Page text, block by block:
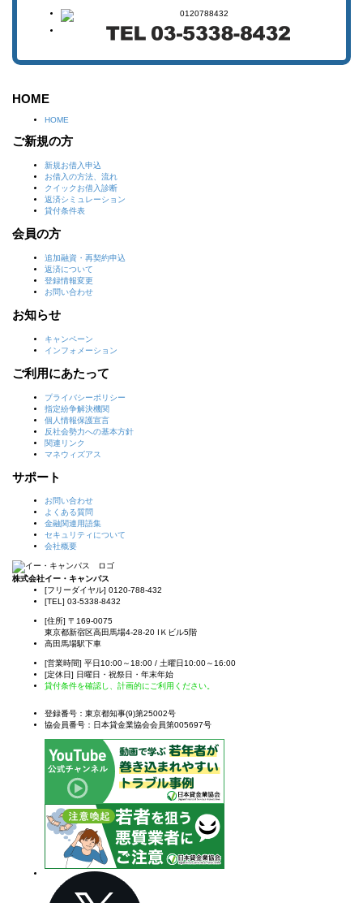
及び連絡先は以下の通りです。
（当社が加盟する信用情報機関）
TEL 0570-055-955
（当社が加盟する信用情報機関が提携する信用情報機関）
TEL 03-3214-5020
株式会社シー・アイ・シー
TEL 0120-810-414
https://www.cic.co.jp/
お問合せの回答、ご契約に関する書面、各種お知らせ・ご案内をメール送
信します。
【電磁的交付利用について】
電磁的交付利用について、下記の承諾事項に承諾ください。
（承諾事項）
株式会社イー・キャンパスへの申込に伴い、契約に係る対象書
ＰＣ及び携帯メールにて書面交付。）をすることについて承諾
いただくものとします。
対象書面とは、電磁的交付の対象となる書面のうち、次に掲げ
る契約に係る対象書面とします。
HOME
HOME
ご新規の方
新規お借入申込
お借入の方法、流れ
クイックお借入診断
返済シミュレーション
貸付条件表
会員の方
追加融資・再契約申込
返済について
登録情報変更
お問い合わせ
お知らせ
キャンペーン
インフォメーション
ご利用にあたって
プライバシーポリシー
指定紛争解決機関
個人情報保護宣言
反社会勢力への基本方針
関連リンク
マネウィズアス
サポート
お問い合わせ
よくある質問
金融関連用語集
セキュリティについて
会社概要
株式会社イー・キャンパス
[フリーダイヤル] 0120-788-432
[TEL] 03-5338-8432
[住所] 〒169-0075
東京都新宿区高田馬場4-28-20 IＫビル5階
高田馬場駅下車
[営業時間] 平日10:00～18:00 / 土曜日10:00～16:00
[定休日] 日曜日・祝祭日・年末年始
貸付条件を確認し、計画的にご利用ください。
登録番号：東京都知事(9)第25002号
協会員番号：日本貸金業協会会員第005697号